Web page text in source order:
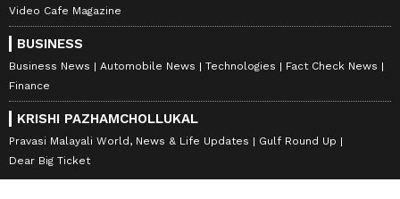
Video Cafe Magazine
BUSINESS
Business News Automobile News Technologies
Fact Check News
Finance
KRISHI PAZHAMCHOLLUKAL
Pravasi Malayali World, News & Life Updates
Gulf Round Up
Dear Big Ticket